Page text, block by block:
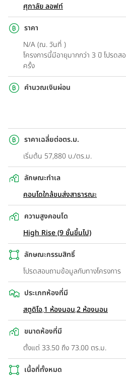
ศุภาลัย ลอฟท์
ราคา
N/A (ณ. วันที่ )
โครงการนี้มีอายุมากกว่า 3 ปี โปรด
ครั้ง
คำนวณเงินผ่อน
ราคาเฉลี่ยต่อตร.ม.
เริ่มต้น 57,880 บ./ตร.ม.
ลักษณะทำเล
คอนโดใกล้ขนส่งสาธารณะ
ความสูงคอนโด
High Rise (9 ชั้นขึ้นไป)
ลักษณะกรรมสิทธิ์
โปรดสอบถามข้อมูลกับทางโครงการ
ประเภทห้องที่มี
สตูดิโอ,1 ห้องนอน,2 ห้องนอน
ขนาดห้องที่มี
ตั้งแต่ 33.50 ถึง 73.00 ตร.ม.
เนื้อที่ทั้งหมด